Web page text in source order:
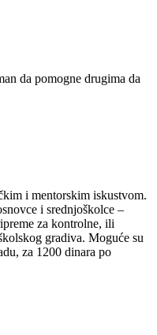
da pomogne drugima da
i mentorskim iskustvom.
i srednjoškolce –
za kontrolne, ili
gradiva. Moguće su
za 1200 dinara po